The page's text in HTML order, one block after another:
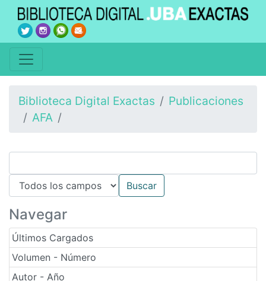
Biblioteca Digital Exactas
Publicaciones
AFA
Navegar
Últimos Cargados
Volumen - Número
Autor - Año